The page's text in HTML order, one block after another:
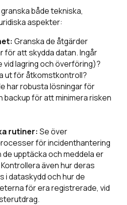
både tekniska,
aspekter:
Granska de åtgärder
för att skydda datan. Ingår
vid lagring och överföring)?
ut för åtkomstkontroll?
har robusta lösningar för
backup för att minimera risken
rutiner: Se över
för incidenthantering
de upptäcka och meddela er
även hur deras
i dataskydd och hur de
för era registrerade, vid